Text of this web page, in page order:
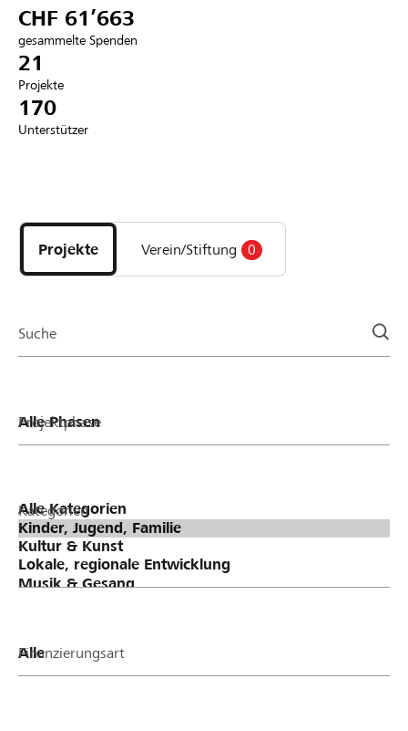
Anmelden
Registrieren
CHF 61’663
gesammelte Spenden
21
Projekte
170
Unterstützer
Projekte
und
Organisationen
Projekte Verein/Stiftung 0
Suche
Projektphase
Kategorien
Finanzierungsart